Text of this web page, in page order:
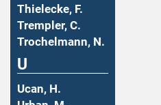
Thielecke, F.
Trempler, C.
Trochelmann, N.
U
Ucan, H.